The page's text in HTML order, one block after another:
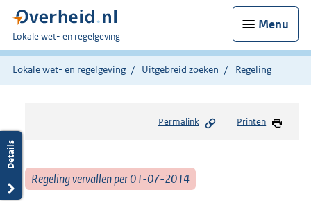
Menu
U
bent
hier:
Lokale wet- en regelgeving
Lokale wet- en regelgeving Uitgebreid zoeken Regeling
Permalink Printen
Regeling vervallen per 01-07-2014